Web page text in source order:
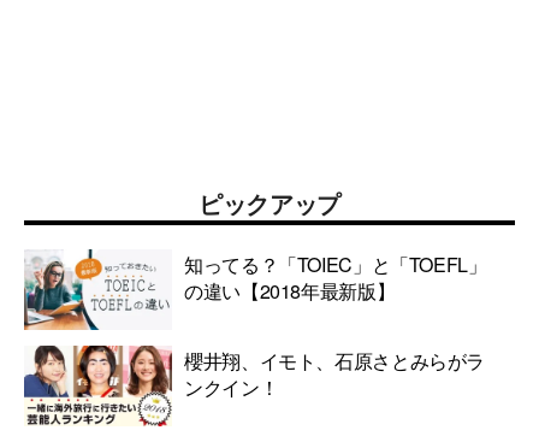
ピックアップ
知ってる？「TOIEC」と「TOEFL」
の違い【2018年最新版】
櫻井翔、イモト、石原さとみらがラ
ンクイン！